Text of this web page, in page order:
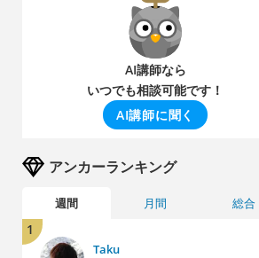
AI講師なら
いつでも相談可能です！
AI講師に聞く
アンカーランキング
週間 月間 総合
1
Taku